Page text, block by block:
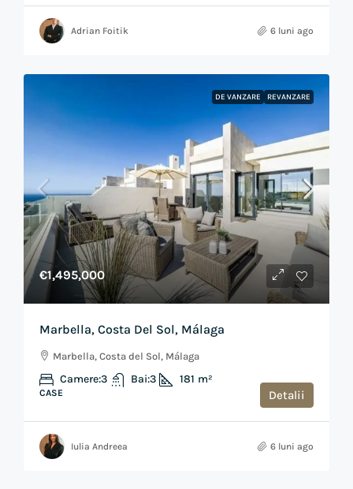
Adrian Foitik 6 luni ago
DE VANZARE REVANZARE
€1,495,000
Marbella, Costa Del Sol, Málaga
Marbella, Costa del Sol, Málaga
Camere:3 Bai:3 181 m²
CASE Detalii
Iulia Andreea 6 luni ago